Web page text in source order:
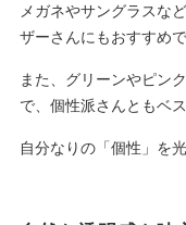
メガネやサングラスな
ザーさんにもおすすめで
また、グリーンやピン
で、個性派さんともベ
自分なりの「個性」を